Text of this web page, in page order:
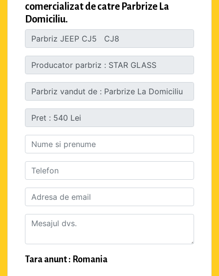
comercializat de catre Parbrize La
Domiciliu.
Tara anunt : Romania